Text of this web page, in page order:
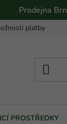
Prodejna
platby
PROSTŘEDKY